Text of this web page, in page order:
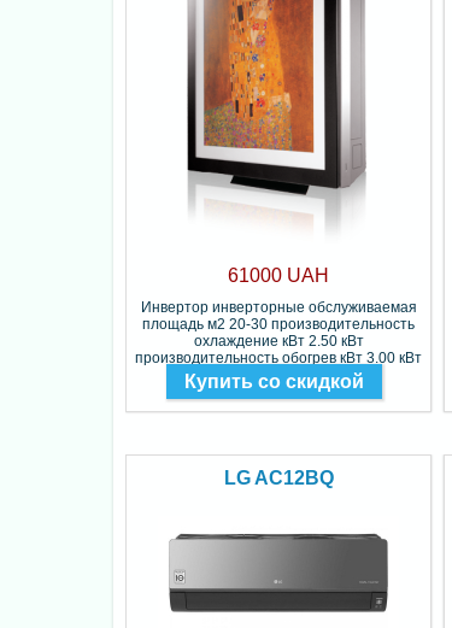
61000 UAH
Инвертор инверторные обслуживаемая
площадь м2 20-30 производительность
охлаждение кВт 2.50 кВт
производительность обогрев кВт 3.00 кВт
Фреон R-32
Купить со скидкой
LG AC12BQ